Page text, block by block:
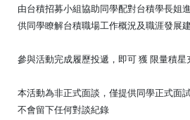
由台積招募小組協助同學配對台積學長姐
供同學瞭解台積職場工作概況及職涯發展
參與活動完成履歷投遞，即可 獲 限量積星
本活動為非正式面談，僅提供同學正式面
不會留下任何對談紀錄